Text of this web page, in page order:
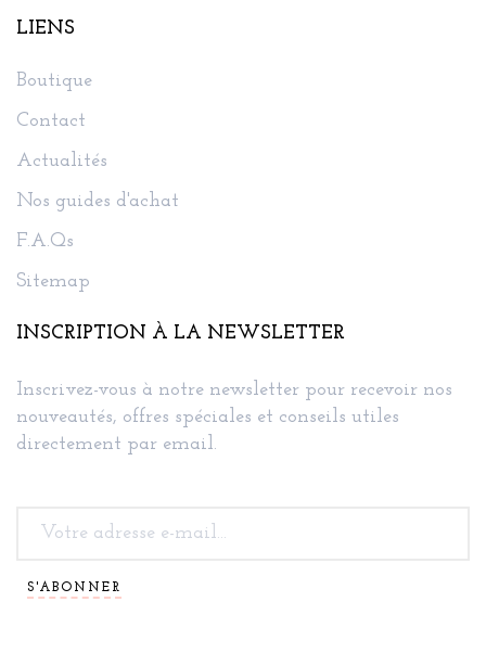
LIENS
Boutique
Contact
Actualités
Nos guides d'achat
F.A.Qs
Sitemap
INSCRIPTION À LA NEWSLETTER
Inscrivez-vous à notre newsletter pour recevoir nos
nouveautés, offres spéciales et conseils utiles
directement par email.
S'ABONNER